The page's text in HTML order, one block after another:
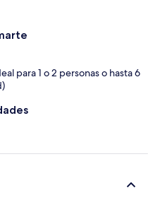
para 1 o 2 personas o hasta 6